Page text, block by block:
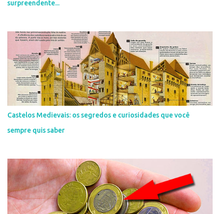
surpreendente...
Castelos Medievais: os segredos e curiosidades que você
sempre quis saber